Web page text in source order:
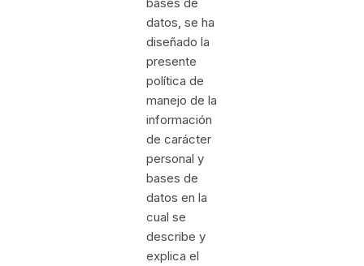
datos, se ha
diseñado la
presente
política de
manejo de la
información
de carácter
personal y
bases de
datos en la
cual se
describe y
explica el